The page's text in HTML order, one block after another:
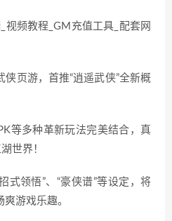
视频教程_GM充值工具_配套网
侠页游，首推“逍遥武侠”全新概
等多种革新玩法完美结合，真
世界！
式领悟”、“豪侠谱”等设定，将
游戏乐趣。